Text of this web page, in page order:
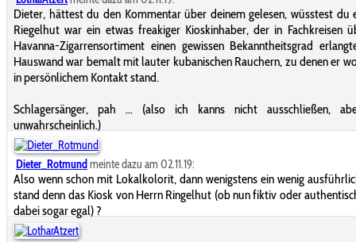
Dieter, hättest du den Kommentar über deinem gelesen, wüsstest du
Riegelhut war ein etwas freakiger Kioskinhaber, der in Fachkreisen
Havanna-Zigarrensortiment einen gewissen Bekanntheitsgrad
Hauswand war bemalt mit lauter kubanischen Rauchern, zu denen er
in persönlichem Kontakt stand.
Schlagersänger, pah … (also ich kanns nicht ausschließen,
unwahrscheinlich.)
Dieter_Rotmund meinte dazu am 02.11.19:
Also wenn schon mit Lokalkolorit, dann wenigstens ein wenig
stand denn das Kiosk von Herrn Ringelhut (ob nun fiktiv oder
dabei sogar egal) ?